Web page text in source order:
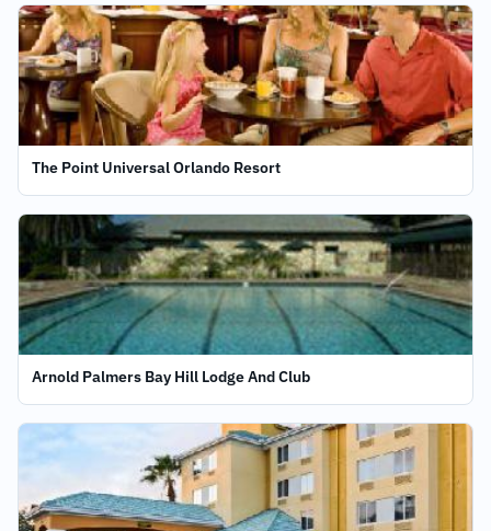
The Point Universal Orlando Resort
Arnold Palmers Bay Hill Lodge And Club